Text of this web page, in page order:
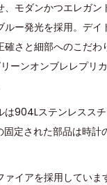
モダンかつエレガン
ー発光を採用。デイ
さと細部へのこだ
ーンオンブレレプリ
904Lステンレスス
定された部品は時計
イアを採用していま